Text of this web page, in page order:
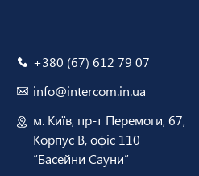
+380 (67) 612 79 07
info@intercom.in.ua
м. Київ, пр-т Перемоги, 67,
Корпус В, офіс 110
“Басейни Сауни”